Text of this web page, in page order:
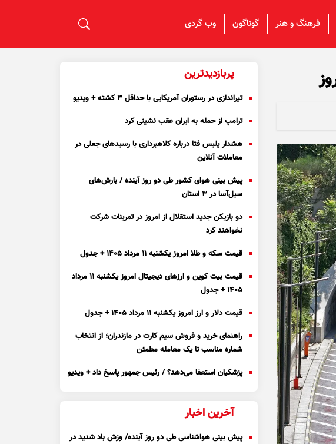
فرهنگ و هنر گوناگون وب گردی
پربازدیدترین
تیراندازی در رستوران آمریکایی با حداقل ۳ کشته + ویدیو
ترامپ از حمله به ایران عقب نشینی کرد
هشدار پلیس فتا درباره کلاهبرداری با رسید‌های جعلی در
معاملات آنلاین
پیش بینی هوای کشور طی دو روز آینده / بارش‌های
سیل‌آسا در ۳ استان
دو بازیکن جدید استقلال از امروز در تمرینات شرکت
نخواهند کرد
قیمت سکه و طلا امروز یکشنبه ۱۱ مرداد ۱۴۰۵ + جدول
قیمت بیت کوین و ارز‌های دیجیتال امروز یکشنبه ۱۱ مرداد
۱۴۰۵ + جدول
قیمت دلار و ارز امروز یکشنبه ۱۱ مرداد ۱۴۰۵ + جدول
راهنمای خرید و فروش سیم کارت در مازندران؛ از انتخاب
شماره مناسب تا یک معامله مطمئن
پزشکیان استعفا می‌دهد؟ / رئیس جمهور پاسخ داد + ویدیو
آخرین اخبار
پیش بینی هواشناسی طی دو روز آینده/ وزش باد شدید در